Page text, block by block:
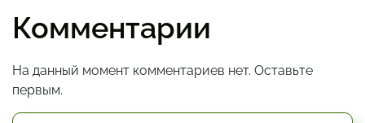
Комментарии
На данный момент комментариев нет. Оставьте
первым.